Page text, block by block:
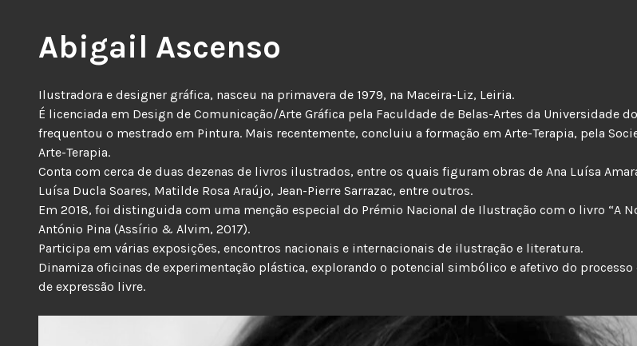
Abigail Ascenso
Ilustradora e designer gráfica, nasceu na primavera de 1979, na Maceira-Liz, Leiria.
É licenciada em Design de Comunicação/Arte Gráfica pela Faculdade de Belas-Artes da Universidade
frequentou o mestrado em Pintura. Mais recentemente, concluiu a formação em Arte-Terapia, pela
Arte-Terapia.
Conta com cerca de duas dezenas de livros ilustrados, entre os quais figuram obras de Ana Luísa
Luísa Ducla Soares, Matilde Rosa Araújo, Jean-Pierre Sarrazac, entre outros.
Em 2018, foi distinguida com uma menção especial do Prémio Nacional de Ilustração com o livro “A
António Pina (Assírio & Alvim, 2017).
Participa em várias exposições, encontros nacionais e internacionais de ilustração e literatura.
Dinamiza oficinas de experimentação plástica, explorando o potencial simbólico e afetivo do
de expressão livre.